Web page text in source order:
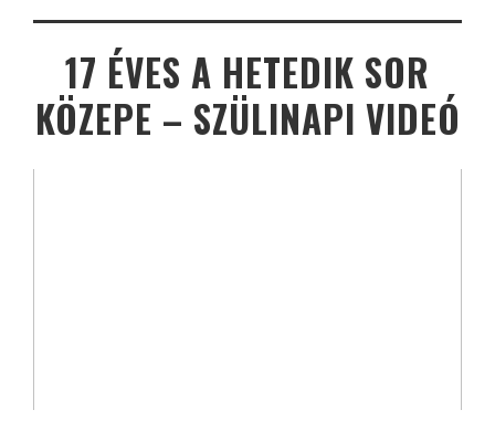
17 ÉVES A HETEDIK SOR
KÖZEPE – SZÜLINAPI VIDEÓ